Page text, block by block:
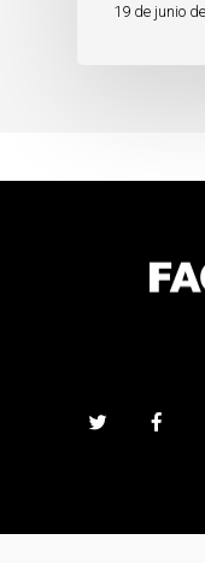
19 de junio